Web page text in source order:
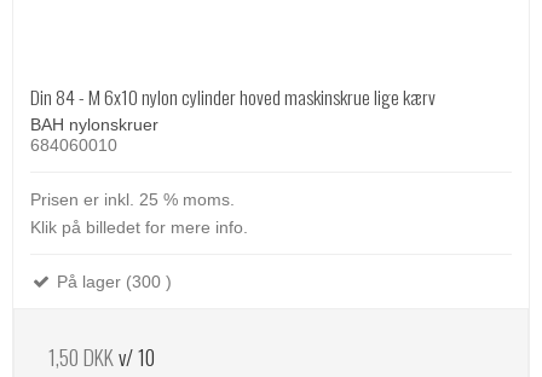
Din 84 - M 6x10 nylon cylinder hoved maskinskrue lige kærv
BAH nylonskruer
684060010
Prisen er inkl. 25 % moms.
Klik på billedet for mere info.
På lager (300 )
1,50 DKKv/ 10